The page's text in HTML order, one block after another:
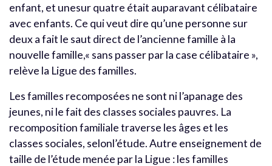
enfant, et unesur quatre était auparavant célibataire
avec enfants. Ce qui veut dire qu’une personne sur
deux a fait le saut direct de l’ancienne famille à la
nouvelle famille,« sans passer par la case célibataire »,
relève la Ligue des familles.
Les familles recomposées ne sont ni l’apanage des
jeunes, ni le fait des classes sociales pauvres. La
recomposition familiale traverse les âges et les
classes sociales, selonl’étude. Autre enseignement de
taille de l’étude menée par la Ligue : les familles